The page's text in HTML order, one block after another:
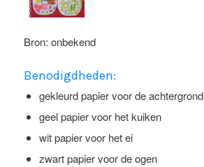
Bron: onbekend
Benodigdheden:
gekleurd papier voor de achtergrond
geel papier voor het kuiken
wit papier voor het ei
zwart papier voor de ogen